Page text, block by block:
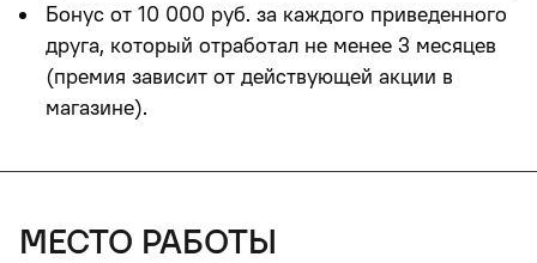
Бонус от 10 000 руб. за каждого приведенного
друга, который отработал не менее 3 месяцев
(премия зависит от действующей акции в
магазине).
место работы